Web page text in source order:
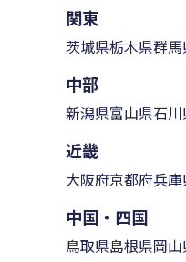
関東
茨城県栃木県群馬
中部
新潟県富山県石川
近畿
大阪府京都府兵庫
中国・四国
鳥取県島根県岡山